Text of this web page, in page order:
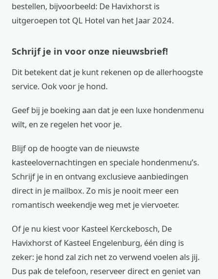
bestellen, bijvoorbeeld: De Havixhorst is
uitgeroepen tot QL Hotel van het Jaar 2024.
Schrijf je in voor onze nieuwsbrief!
Dit betekent dat je kunt rekenen op de allerhoogste
service. Ook voor je hond.
Geef bij je boeking aan dat je een luxe hondenmenu
wilt, en ze regelen het voor je.
Blijf op de hoogte van de nieuwste
kasteelovernachtingen en speciale hondenmenu’s.
Schrijf je in en ontvang exclusieve aanbiedingen
direct in je mailbox. Zo mis je nooit meer een
romantisch weekendje weg met je viervoeter.
Of je nu kiest voor Kasteel Kerckebosch, De
Havixhorst of Kasteel Engelenburg, één ding is
zeker: je hond zal zich net zo verwend voelen als jij.
Dus pak de telefoon, reserveer direct en geniet van